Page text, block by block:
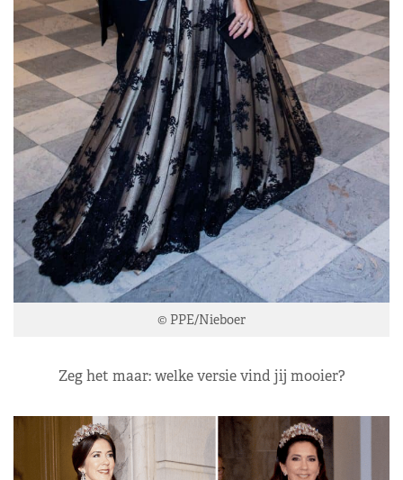
© PPE/Nieboer
Zeg het maar: welke versie vind jij mooier?